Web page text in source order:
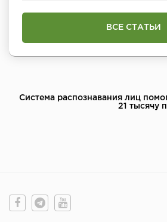
ВСЕ СТАТЬИ
Система распознавания лиц
21 тысячу